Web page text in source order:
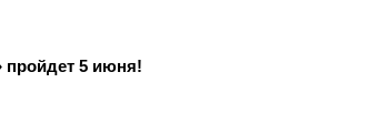
пройдет 5 июня!